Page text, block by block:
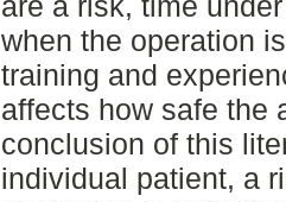
when the operation
training and
affects how safe the
conclusion of this
individual patient, a